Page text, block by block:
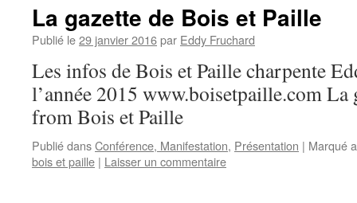
La gazette de Bois et Paille
Publié le29 janvier 2016par Eddy Fruchard
Les infos de Bois et Paille charpente
l’année 2015 www.boisetpaille.com La
from Bois et Paille
Publié dansConférence, Manifestation, Présentation | Marqué
bois et paille | Laisser un commentaire